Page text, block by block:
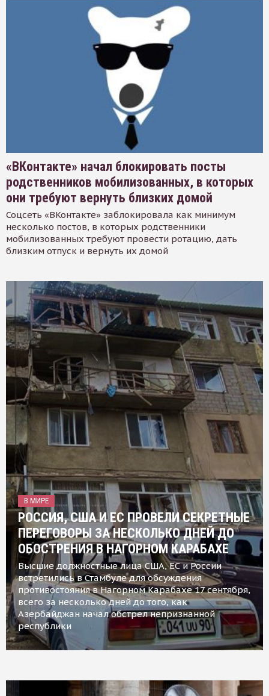
«ВКонтакте» начал блокировать посты
родственников мобилизованных, в которых
они требуют вернуть близких домой
Соцсеть «ВКонтакте» заблокировала как минимум
несколько постов, в которых родственники
мобилизованных требуют провести ротацию, дать
близким отпуск и вернуть их домой
В МИРЕ
РОССИЯ, США И ЕС ПРОВЕЛИ СЕКРЕТНЫЕ
ПЕРЕГОВОРЫ ЗА НЕСКОЛЬКО ДНЕЙ ДО
ОБОСТРЕНИЯ В НАГОРНОМ КАРАБАХЕ
Высшие должностные лица США, ЕС и России
встретились в Стамбуле для обсуждения
противостояния в Нагорном Карабахе 17 сентября,
всего за несколько дней до того, как
Азербайджан начал обстрел непризнанной
республики